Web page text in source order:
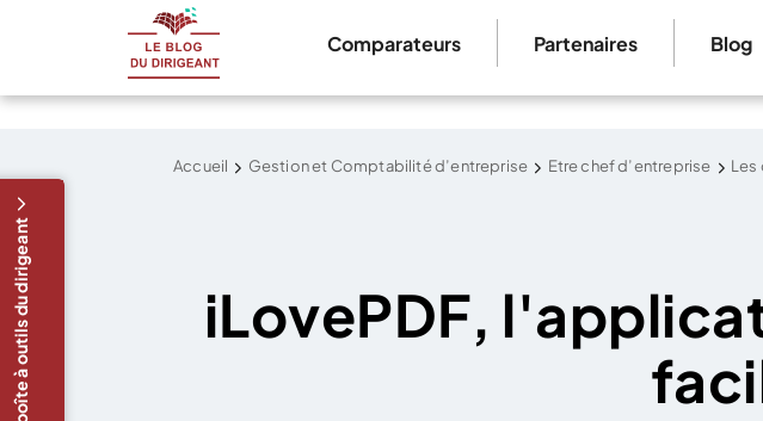
Comparateurs Partenaires Blog
Accueil Gestion et Comptabilité d’entreprise Etre chef d’entreprise Les
iLovePDF,
La boîte à outils du dirigeant